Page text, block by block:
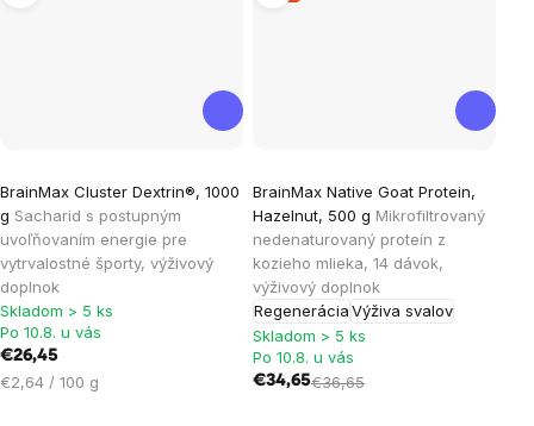
BrainMax Cluster Dextrin®, 1000
g Sacharid s postupným
uvoľňovaním energie pre
vytrvalostné športy, výživový
doplnok
hodnotenie
produktu
je
5,0
z
5
hviezdičiek.
Skladom > 5 ks
Po 10.8. u vás
€26,45
Jednotková
€2,64 / 100 g
BrainMax Native Goat Protein,
Hazelnut, 500 g Mikrofiltrovaný
nedenaturovaný proteín z
kozieho mlieka, 14 dávok,
výživový doplnok
RegeneráciaVýživa svalov
Skladom > 5 ks
Po 10.8. u vás
€34,65€36,65